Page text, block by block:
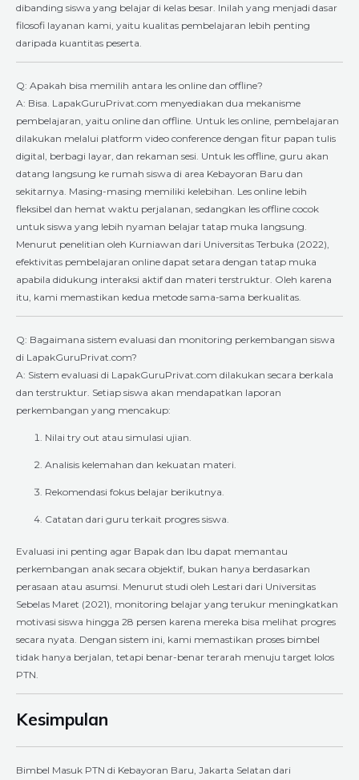
dibanding siswa yang belajar di kelas besar. Inilah yang menjadi dasar
filosofi layanan kami, yaitu kualitas pembelajaran lebih penting
daripada kuantitas peserta.
Q: Apakah bisa memilih antara les online dan offline?
A: Bisa. LapakGuruPrivat.com menyediakan dua mekanisme
pembelajaran, yaitu online dan offline. Untuk les online, pembelajaran
dilakukan melalui platform video conference dengan fitur papan tulis
digital, berbagi layar, dan rekaman sesi. Untuk les offline, guru akan
datang langsung ke rumah siswa di area Kebayoran Baru dan
sekitarnya. Masing-masing memiliki kelebihan. Les online lebih
fleksibel dan hemat waktu perjalanan, sedangkan les offline cocok
untuk siswa yang lebih nyaman belajar tatap muka langsung.
Menurut penelitian oleh Kurniawan dari Universitas Terbuka (2022),
efektivitas pembelajaran online dapat setara dengan tatap muka
apabila didukung interaksi aktif dan materi terstruktur. Oleh karena
itu, kami memastikan kedua metode sama-sama berkualitas.
Q: Bagaimana sistem evaluasi dan monitoring perkembangan siswa
di LapakGuruPrivat.com?
A: Sistem evaluasi di LapakGuruPrivat.com dilakukan secara berkala
dan terstruktur. Setiap siswa akan mendapatkan laporan
perkembangan yang mencakup:
Nilai try out atau simulasi ujian.
Analisis kelemahan dan kekuatan materi.
Rekomendasi fokus belajar berikutnya.
Catatan dari guru terkait progres siswa.
Evaluasi ini penting agar Bapak dan Ibu dapat memantau
perkembangan anak secara objektif, bukan hanya berdasarkan
perasaan atau asumsi. Menurut studi oleh Lestari dari Universitas
Sebelas Maret (2021), monitoring belajar yang terukur meningkatkan
motivasi siswa hingga 28 persen karena mereka bisa melihat progres
secara nyata. Dengan sistem ini, kami memastikan proses bimbel
tidak hanya berjalan, tetapi benar-benar terarah menuju target lolos
PTN.
Kesimpulan
Bimbel Masuk PTN di Kebayoran Baru, Jakarta Selatan dari